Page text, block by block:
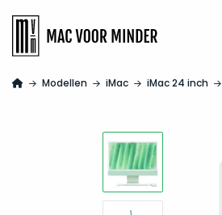
Modellen iMac iMac 24 inch